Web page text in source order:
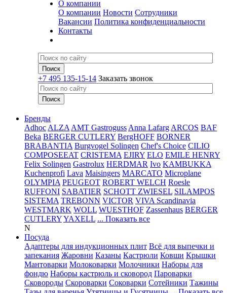
О компании
О компании Новости Сотрудники
Вакансии Политика конфиденциальности
Контакты
+7 495 135-15-14 Заказать звонок
Бренды
Adhoc ALZA AMT Gastroguss Anna Lafarg ARCOS BAF
Beka BERGER CUTLERY BergHOFF BORNER
BRABANTIA Burgvogel Solingen Chef's Choice CILIO
COMPOSEEAT CRISTEMA EJIRY ELO EMILE HENRY
Felix Solingen Gastrolux HERDMAR Ivo KAMBUKKA
Kuchenprofi Lava Maisingers MARCATO Microplane
OLYMPIA PEUGEOT ROBERT WELCH Roesle
RUFFONI SABATIER SCHOTT ZWIESEL SILAMPOS
SISTEMA TREBONN VICTOR VIVA Scandinavia
WESTMARK WOLL WUESTHOF Zassenhaus BERGER
CUTLERYYAXELL ... Показать все
N
Посуда
Адаптеры для индукционных плит Всё для выпечки и
запекания Жаровни Казаны Кастрюли Ковши Крышки
Мантоварки Молоковарки Молочники Наборы для
фондю Наборы кастрюль и сковород Пароварки
Сковороды Скороварки Соковарки Сотейники Тажины